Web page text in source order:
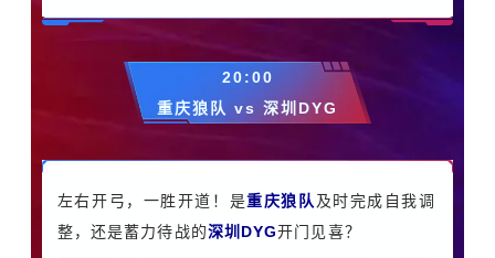
20:00
重庆狼队 vs 深圳DYG
左右开弓，一胜开道！ 是重庆狼队 及时完成自我调
整，还是蓄力待战的深圳DYG开门见喜？